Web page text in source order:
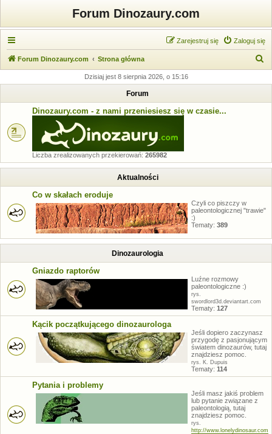
Forum Dinozaury.com
Zaloguj się
Zarejestruj się
Forum Dinozaury.com Strona główna
k
Dzisiaj jest 8 sierpnia 2026, o 15:16
Forum
Dinozaury.com - z nami przeniesiesz się w czasie...
Liczba zrealizowanych przekierowań: 265982
Aktualności
Co w skałach eroduje
Czyli co piszczy w
paleontologicznej "trawie"
:)
Tematy: 389
Dinozaurologia
Gniazdo raptorów
Luźne rozmowy
paleontologiczne :)
rys.
swordlord3d.deviantart.com
Tematy: 127
Kącik początkującego dinozaurologa
Jeśli dopiero zaczynasz
przygodę z pasjonującym
światem dinozaurów, tutaj
znajdziesz pomoc.
rys. K. Dupuis
Tematy: 114
Pytania i problemy
Jeśli masz jakiś problem
lub pytanie związane z
paleontologią, tutaj
znajdziesz pomoc.
rys.
http://www.lonelydinosaur.com